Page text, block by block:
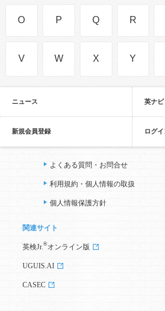
O P Q R
V W X Y
ニュース 英ナ
新規会員登録 ログ
よくある質問・お問合せ
利用規約・個人情報の取扱
個人情報保護方針
関連サイト
英検Jr. ®オンライン版
UGUIS.AI
CASEC